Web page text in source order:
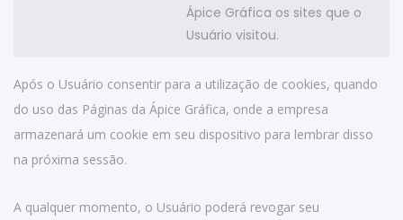
Ápice Gráfica os sites que o
Usuário visitou.
Após o Usuário consentir para a utilização de cookies, quando
do uso das Páginas da Ápice Gráfica, onde a empresa
armazenará um cookie em seu dispositivo para lembrar disso
na próxima sessão.
A qualquer momento, o Usuário poderá revogar seu